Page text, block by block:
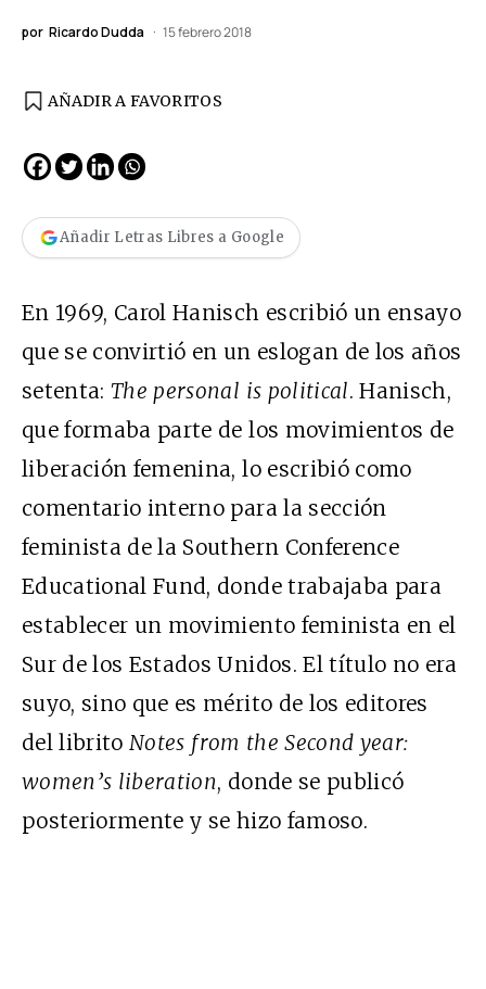
por Ricardo Dudda 15 febrero 2018
AÑADIR A FAVORITOS
Añadir Letras Libres a Google
En 1969, Carol Hanisch escribió un ensayo
que se convirtió en un eslogan de los años
setenta:The personal is political. Hanisch,
que formaba parte de los movimientos de
liberación femenina, lo escribió como
comentario interno para la sección
feminista de la Southern Conference
Educational Fund, donde trabajaba para
establecer un movimiento feminista en el
Sur de los Estados Unidos. El título no era
suyo, sino que es mérito de los editores
del libritoNotes from the Second year:
women’s liberation, donde se publicó
posteriormente y se hizo famoso.